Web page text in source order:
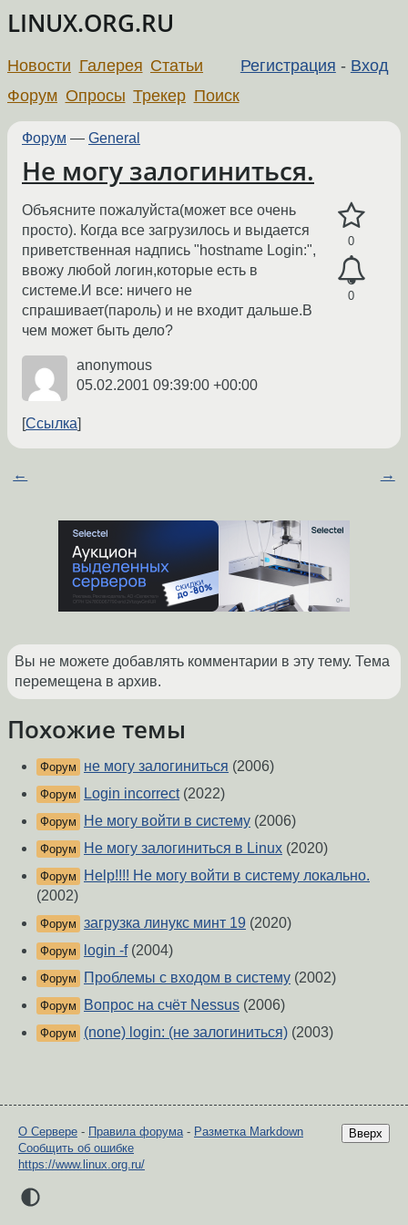
LINUX.ORG.RU
Регистрация - Вход
Новости Галерея Статьи
Форум Опросы Трекер Поиск
Форум — General
Не могу залогиниться.
0
0
Объясните пожалуйста(может все очень
просто). Когда все загрузилось и выдается
приветственная надпись "hostname Login:",
ввожу любой логин,которые есть в
системе.И все: ничего не
спрашивает(пароль) и не входит дальше.В
чем может быть дело?
anonymous
05.02.2001 09:39:00 +00:00
Ссылка
← →
Вы не можете добавлять комментарии в эту тему. Тема
перемещена в архив.
Похожие темы
Форум не могу залогиниться (2006)
Форум Login incorrect(2022)
Форум Не могу войти в систему (2006)
Форум Не могу залогиниться в Linux (2020)
Форум
Help!!!! Не могу войти в систему локально.
(2002)
Форум загрузка линукс минт 19 (2020)
Форум login -f(2004)
Форум Проблемы с входом в систему (2002)
Форум Вопрос на счёт Nessus (2006)
Форум (none) login: (не залогиниться) (2003)
Вверх
О Сервере - Правила форума- Разметка Markdown
Сообщить об ошибке
https://www.linux.org.ru/